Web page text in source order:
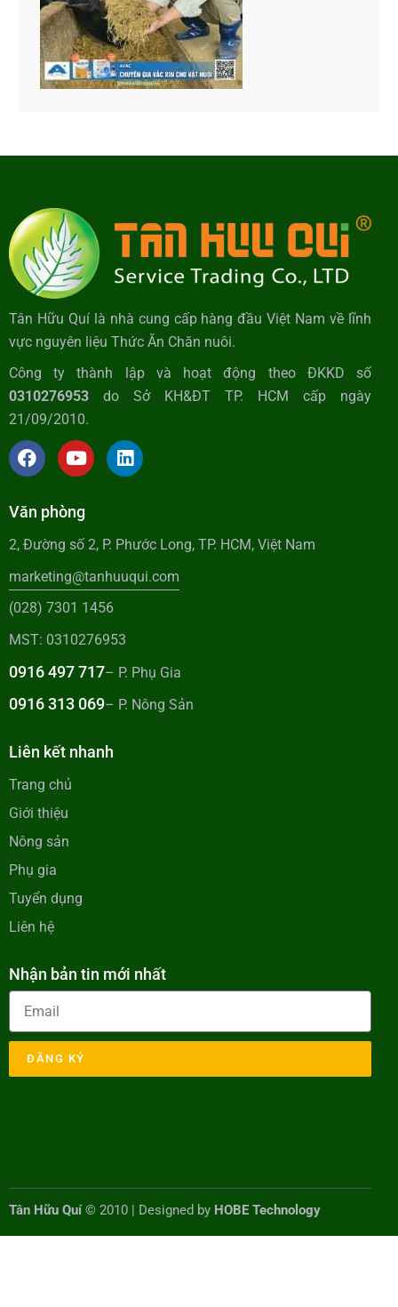
Tân Hữu Quí là nhà cung cấp hàng đầu Việt Nam về lĩnh
vực nguyên liệu Thức Ăn Chăn nuôi.
Công ty thành lập và hoạt động theo ĐKKD số
0310276953 do Sở KH&ĐT TP. HCM cấp ngày
21/09/2010.
Văn phòng
2, Đường số 2, P. Phước Long, TP. HCM, Việt Nam
marketing@tanhuuqui.com
(028) 7301 1456
MST: 0310276953
0916 497 717– P. Phụ Gia
0916 313 069– P. Nông Sản
Liên kết nhanh
Trang chủ
Giới thiệu
Nông sản
Phụ gia
Tuyển dụng
Liên hệ
Nhận bản tin mới nhất
ĐĂNG KÝ
Tân Hữu Quí© 2010 | Designed by HOBE Technology